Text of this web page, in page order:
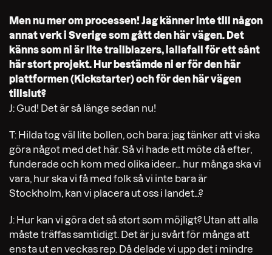
Men nu mer om processen! Jag känner inte till någon
annat verk i Sverige som gått den här vägen. Det
känns som ni är lite trailblazers, iallafall för ett sånt
här stort projekt. Hur bestämde ni er för den här
plattformen (Kickstarter) och för den här vägen
tillslut?
J: Gud! Det är så länge sedan nu!
T: Hilda tog väl lite bollen, och bara: jag tänker att vi ska
göra något med det här. Så vi hade ett möte då efter,
funderade och kom med olika ideer… hur många ska vi
vara, hur ska vi få med folk så vi inte bara är
Stockholm, kan vi placera ut oss i landet…?
J: Hur kan vi göra det så stort som möjligt? Utan att alla
måste träffas samtidigt. Det är ju svårt för många att
ens ta ut en veckas rep. Då delade vi upp det i mindre